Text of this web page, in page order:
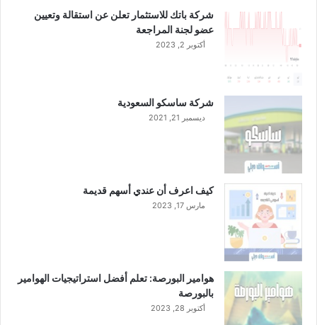
شركة باتك للاستثمار تعلن عن استقالة وتعيين
عضو لجنة المراجعة
أكتوبر 2, 2023
شركة ساسكو السعودية
ديسمبر 21, 2021
كيف اعرف أن عندي أسهم قديمة
مارس 17, 2023
هوامير البورصة: تعلم أفضل استراتيجيات الهوامير
بالبورصة
أكتوبر 28, 2023